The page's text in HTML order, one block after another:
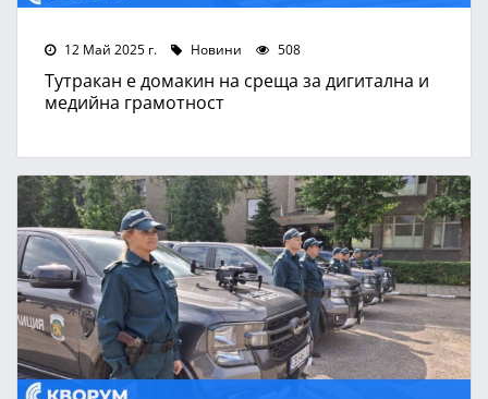
12 Май 2025 г. Новини 508
Тутракан е домакин на среща за дигитална и
медийна грамотност